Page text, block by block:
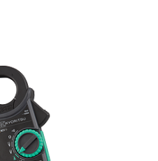
điện áp và dòng điện